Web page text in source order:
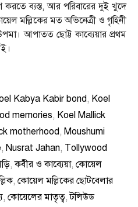
ব্যস্ত, আর পরিবারের দুই খুদে
মল্লিকের মত অভিনেত্রী ও গৃহিনী
আপাতত ছোট্ট কাব্যেয়ার প্রথম
Kabya Kabir bond, Koel
memories, Koel Mallick
motherhood, Moushumi
, Nusrat Jahan, Tollywood
,কবীর ও কাব্যেয়া, কোয়েল
, কোয়েল মল্লিকের ছোটবেলার
, কোয়েলের মাতৃত্ব,টলিউড